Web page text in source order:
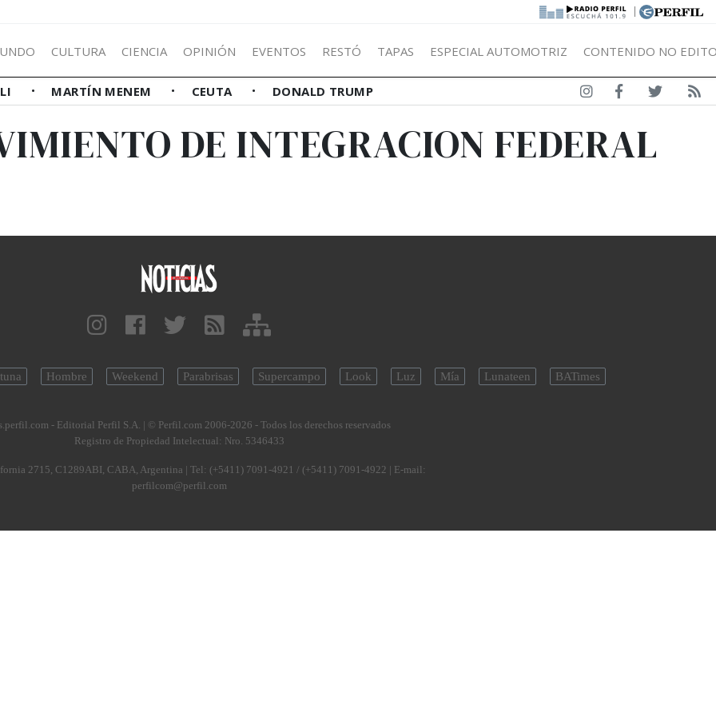
|
CULTURA CIENCIA OPINIÓN EVENTOS RESTÓ TAPAS ESPECIAL AUTOMOTRIZ CONTENIDO NO
MARTÍN MENEM CEUTA DONALD TRUMP
DE INTEGRACION FEDERAL
Hombre Weekend Parabrisas Supercampo Look Luz Mía Lunateen BATimes
- Editorial Perfil S.A. | © Perfil.com 2006-2026 - Todos los derechos reservados
Registro de Propiedad Intelectual: Nro. 5346433
2715, C1289ABI, CABA, Argentina | Tel: (+5411) 7091-4921 / (+5411) 7091-4922 | E-mail:
perfilcom@perfil.com